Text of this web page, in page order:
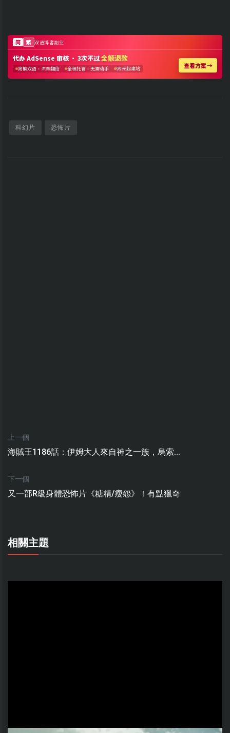
科幻片 恐怖片
上一個
海賊王1186話：伊姆大人來自神之一族，烏索...
下一個
又一部R級身體恐怖片《糖精/瘦怨》！有點獵奇
相關主題